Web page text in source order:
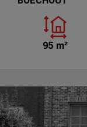
95 m²